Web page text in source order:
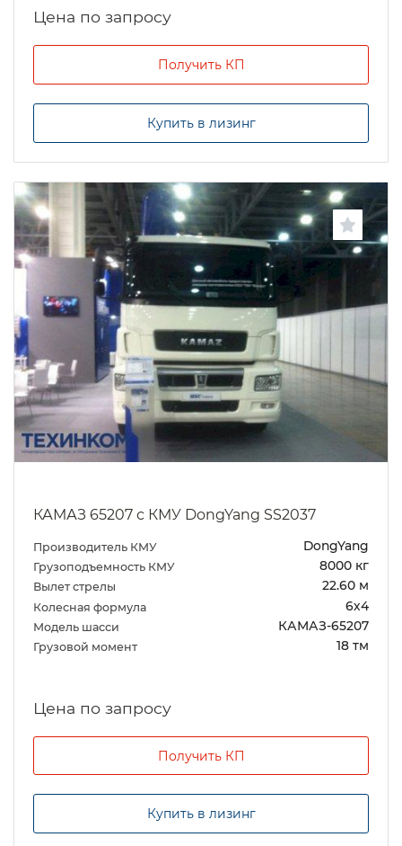
Цена по запросу
Получить КП
Купить в лизинг
КАМАЗ 65207 с КМУ DongYang SS2037
Производитель КМУ DongYang
Грузоподъемность КМУ 8000 кг
Вылет стрелы 22.60 м
Колесная формула 6х4
Модель шасси КАМАЗ-65207
Грузовой момент 18 тм
Цена по запросу
Получить КП
Купить в лизинг